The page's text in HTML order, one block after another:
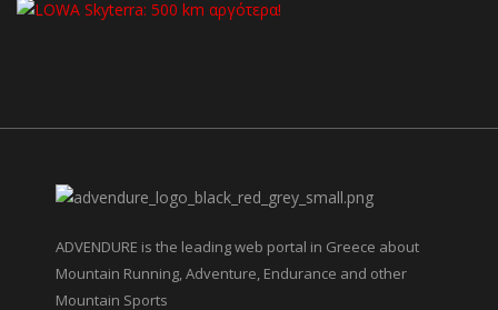
ADVENDURE is the leading web portal in Greece about
Mountain Running, Adventure, Endurance and other
Mountain Sports